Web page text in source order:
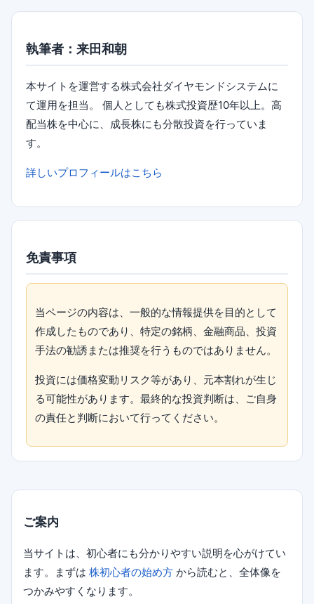
執筆者：来田和朝
本サイトを運営する株式会社ダイヤモンドシステムに
て運用を担当。 個人としても株式投資歴10年以上。高
配当株を中心に、成長株にも分散投資を行っていま
す。
詳しいプロフィールはこちら
免責事項
当ページの内容は、一般的な情報提供を目的として
作成したものであり、特定の銘柄、金融商品、投資
手法の勧誘または推奨を行うものではありません。
投資には価格変動リスク等があり、元本割れが生じ
る可能性があります。最終的な投資判断は、ご自身
の責任と判断において行ってください。
ご案内
当サイトは、初心者にも分かりやすい説明を心がけてい
ます。まずは 株初心者の始め方 から読むと、全体像を
つかみやすくなります。